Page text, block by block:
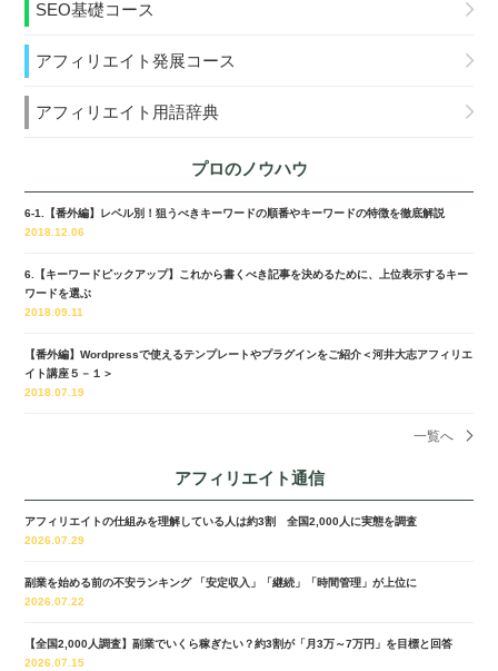
SEO基礎コース
アフィリエイト発展コース
アフィリエイト用語辞典
プロのノウハウ
6-1.【番外編】レベル別！狙うべきキーワードの順番やキーワードの特徴を徹底解説
2018.12.06
6.【キーワードピックアップ】これから書くべき記事を決めるために、上位表示するキー
ワードを選ぶ
2018.09.11
【番外編】Wordpressで使えるテンプレートやプラグインをご紹介＜河井大志アフィリエ
イト講座５－１＞
2018.07.19
一覧へ
アフィリエイト通信
アフィリエイトの仕組みを理解している人は約3割 全国2,000人に実態を調査
2026.07.29
副業を始める前の不安ランキング 「安定収入」「継続」「時間管理」が上位に
2026.07.22
【全国2,000人調査】副業でいくら稼ぎたい？約3割が「月3万～7万円」を目標と回答
2026.07.15